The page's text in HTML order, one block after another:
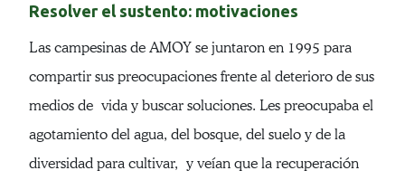
Resolver el sustento: motivaciones
Las campesinas de AMOY se juntaron en 1995 para
compartir sus preocupaciones frente al deterioro de sus
medios de vida y buscar soluciones. Les preocupaba el
agotamiento del agua, del bosque, del suelo y de la
diversidad para cultivar, y veían que la recuperación